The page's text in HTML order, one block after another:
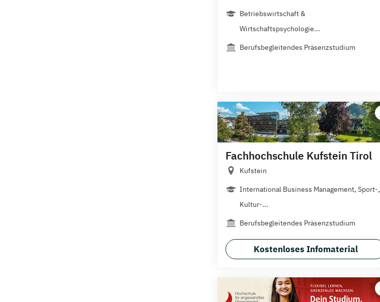
Betriebswirtschaft &
Wirtschaftspsychologie...
Berufsbegleitendes Präsenzstudium
Fachhochschule Kufstein Tirol
Kufstein
International Business Management, Sport-,
Kultur-...
Berufsbegleitendes Präsenzstudium
Kostenloses Infomaterial